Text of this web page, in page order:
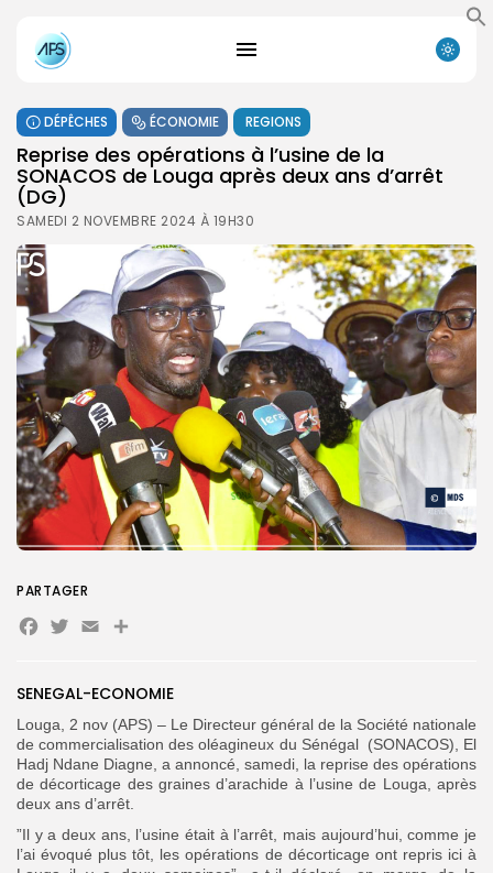
for:
FR
DÉPÊCHES ÉCONOMIE REGIONS
Reprise des opérations à l’usine de la
SONACOS de Louga après deux ans d’arrêt
(DG)
SAMEDI 2 NOVEMBRE 2024 À 19H30
SENEGAL-ECONOMIE
Louga, 2 nov (APS) – Le Directeur général de la Société nationale
de commercialisation des oléagineux du Sénégal (SONACOS), El
Hadj Ndane Diagne, a annoncé, samedi, la reprise des opérations
de décorticage des graines d’arachide à l’usine de Louga, après
deux ans d’arrêt.
”Il y a deux ans, l’usine était à l’arrêt, mais aujourd’hui, comme je
l’ai évoqué plus tôt, les opérations de décorticage ont repris ici à
PARTAGER
Facebook
Twitter
EmailPartager